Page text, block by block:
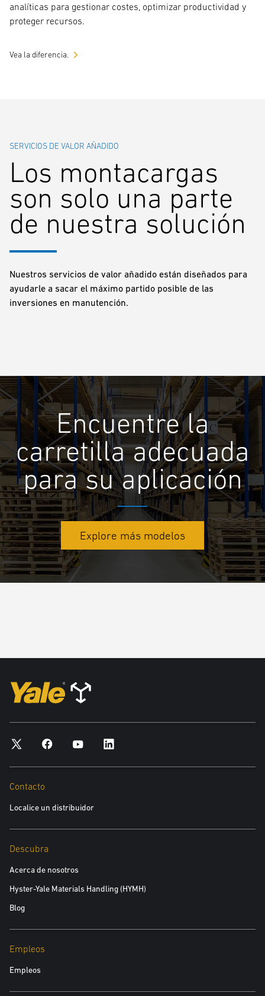
analíticas para gestionar costes, optimizar productividad y
proteger recursos.
Vea la diferencia.
SERVICIOS DE VALOR AÑADIDO
Los montacargas
son solo una parte
de nuestra solución
Nuestros servicios de valor añadido están diseñados para
ayudarle a sacar el máximo partido posible de las
inversiones en manutención.
Encuentre la
carretilla adecuada
para su aplicación
Explore más modelos
Contacto
Localice un distribuidor
Descubra
Acerca de nosotros
Hyster-Yale Materials Handling (HYMH)
Blog
Empleos
Empleos